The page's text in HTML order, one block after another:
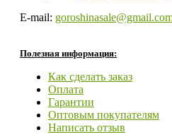
E-mail:
Полезная информация:
Как сделать заказ
Оплата
Гарантии
Оптовым покупателям
Написать отзыв